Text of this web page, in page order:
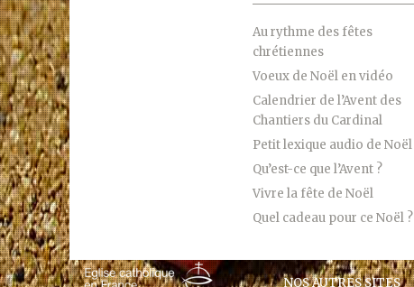
Au rythme des fêtes
chrétiennes
Voeux de Noël en vidéo
Calendrier de l’Avent des
Chantiers du Cardinal
Petit lexique audio de Noël
Qu’est-ce que l’Avent ?
Vivre la fête de Noël
Quel cadeau pour ce Noël ?
NOS AUTRES SITES